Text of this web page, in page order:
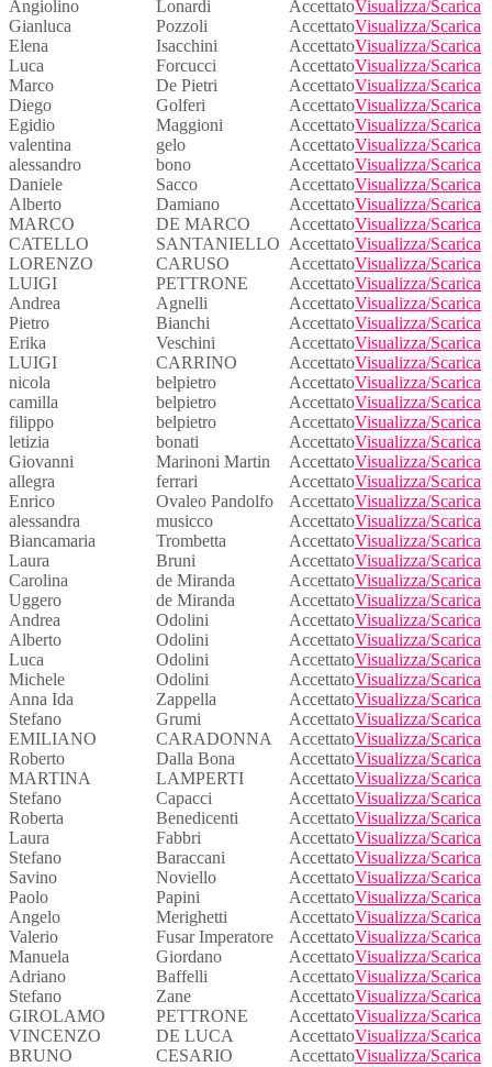
Angiolino
Lonardi AccettatoVisualizza/Scarica
Gianluca
Pozzoli AccettatoVisualizza/Scarica
Elena
Isacchini AccettatoVisualizza/Scarica
Luca
Forcucci AccettatoVisualizza/Scarica
Marco
De Pietri AccettatoVisualizza/Scarica
Diego
Golferi AccettatoVisualizza/Scarica
Egidio
Maggioni AccettatoVisualizza/Scarica
valentina
gelo AccettatoVisualizza/Scarica
alessandro
bono AccettatoVisualizza/Scarica
Daniele
Sacco AccettatoVisualizza/Scarica
Alberto
Damiano AccettatoVisualizza/Scarica
MARCO
DE MARCO AccettatoVisualizza/Scarica
CATELLO
SANTANIELLO AccettatoVisualizza/Scarica
LORENZO
CARUSO AccettatoVisualizza/Scarica
LUIGI
PETTRONE AccettatoVisualizza/Scarica
Andrea
Agnelli AccettatoVisualizza/Scarica
Pietro
Bianchi AccettatoVisualizza/Scarica
Erika
Veschini AccettatoVisualizza/Scarica
LUIGI
CARRINO AccettatoVisualizza/Scarica
nicola
belpietro AccettatoVisualizza/Scarica
camilla
belpietro AccettatoVisualizza/Scarica
filippo
belpietro AccettatoVisualizza/Scarica
letizia
bonati AccettatoVisualizza/Scarica
Giovanni
Marinoni Martin AccettatoVisualizza/Scarica
allegra
ferrari AccettatoVisualizza/Scarica
Enrico
Ovaleo Pandolfo AccettatoVisualizza/Scarica
alessandra
musicco AccettatoVisualizza/Scarica
Biancamaria
Trombetta AccettatoVisualizza/Scarica
Laura
Bruni AccettatoVisualizza/Scarica
Carolina
de Miranda AccettatoVisualizza/Scarica
Uggero
de Miranda AccettatoVisualizza/Scarica
Andrea
Odolini AccettatoVisualizza/Scarica
Alberto
Odolini AccettatoVisualizza/Scarica
Luca
Odolini AccettatoVisualizza/Scarica
Michele
Odolini AccettatoVisualizza/Scarica
Anna Ida
Zappella AccettatoVisualizza/Scarica
Stefano
Grumi AccettatoVisualizza/Scarica
EMILIANO
CARADONNA AccettatoVisualizza/Scarica
Roberto
Dalla Bona AccettatoVisualizza/Scarica
MARTINA
LAMPERTI AccettatoVisualizza/Scarica
Stefano
Capacci AccettatoVisualizza/Scarica
Roberta
Benedicenti AccettatoVisualizza/Scarica
Laura
Fabbri AccettatoVisualizza/Scarica
Stefano
Baraccani AccettatoVisualizza/Scarica
Savino
Noviello AccettatoVisualizza/Scarica
Paolo
Papini AccettatoVisualizza/Scarica
Angelo
Merighetti AccettatoVisualizza/Scarica
Valerio
Fusar Imperatore AccettatoVisualizza/Scarica
Manuela
Giordano AccettatoVisualizza/Scarica
Adriano
Baffelli AccettatoVisualizza/Scarica
Stefano
Zane AccettatoVisualizza/Scarica
GIROLAMO
PETTRONE AccettatoVisualizza/Scarica
VINCENZO
DE LUCA AccettatoVisualizza/Scarica
BRUNO
CESARIO AccettatoVisualizza/Scarica